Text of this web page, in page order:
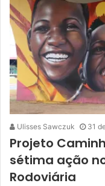
Ulisses Sawczuk 31
Projeto
sétima ação
Rodoviária